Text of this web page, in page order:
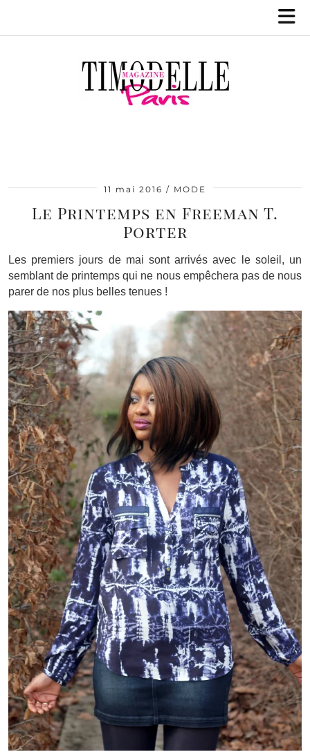
11 mai 2016 MODE
Le Printemps en Freeman T.
Porter
Les premiers jours de mai sont arrivés avec le soleil, un
semblant de printemps qui ne nous empêchera pas de nous
parer de nos plus belles tenues !